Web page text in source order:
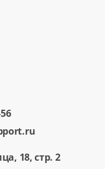
18, стр. 2